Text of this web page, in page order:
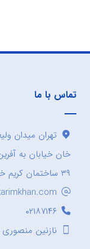
تماس با ما
تهران میدان
خان خیابان به
۳۹ ساختمان کریم خان
۰۲۱۸۷۱۴۶
نازنین منصوری